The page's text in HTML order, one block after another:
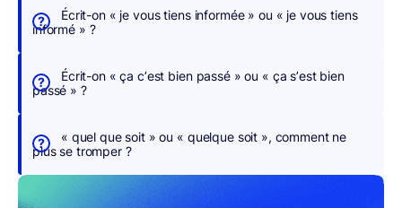
i
g
o
p
o
Écrit-on « je vous tiens informée » ou « je vous tiens
informé » ?
Écrit-on « ça c’est bien passé » ou « ça s’est bien
passé » ?
« quel que soit » ou « quelque soit », comment ne
plus se tromper ?